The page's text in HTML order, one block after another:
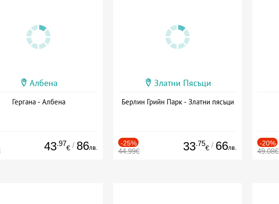
Албена
Гергана - Албена
43.97
€ / 86лв.
Златни Пясъци
Берлин Грийн Парк - Златни пясъци
-25%
44.99€ 33.75
€ / 66лв.
-20%
49.08€